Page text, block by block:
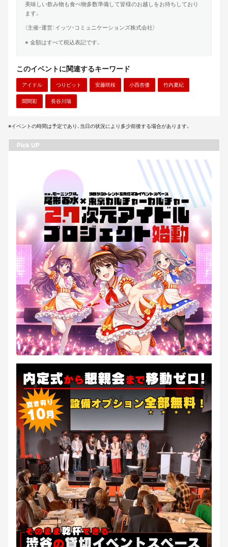
美味しい飲み物も食べ物多数準備して皆様のお越しをお待ちしており
ます。
（主催・運営：イッツ・コミュニケーションズ株式会社）
※ 金額はすべて税込表記です。
このイベントに関連するキーワード
アイドル つりビット 安藤咲桜 小西杏優 竹内夏紀
聞間彩 長谷川瑞
※イベントの時間は予定であり、当日の状況により多少前後する場合があります。
Pick UP